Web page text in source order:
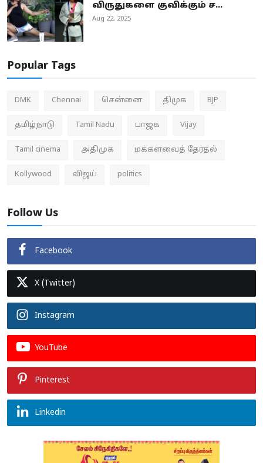
விருதுகளை குவிக்கும் ச...
Aug 22, 2025
Popular Tags
DMK Chennai சென்னை திமுக BJP
தமிழ்நாடு Tamil Nadu பாஜக Vijay
Tamil cinema அதிமுக மக்களவைத் தேர்தல்
Kollywood விஜய் politics
Follow Us
Facebook
X (Twitter)
Instagram
YouTube
Pinterest
Linkedin